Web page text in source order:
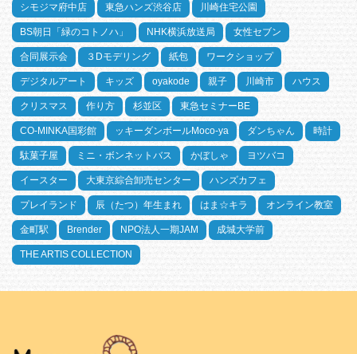
シモジマ府中店 東急ハンズ渋谷店 川崎住宅公園
BS朝日「緑のコトノハ」 NHK横浜放送局 女性セブン
合同展示会 ３Dモデリング 紙包 ワークショップ
デジタルアート キッズ oyakode 親子 川崎市 ハウス
クリスマス 作り方 杉並区 東急セミナーBE
CO-MINKA国彩館 ッキーダンボールMoco-ya ダンちゃん 時計
駄菓子屋 ミニ・ボンネットバス かぼしゃ ヨツバコ
イースター 大東京綜合卸売センター ハンズカフェ
プレイランド 辰（たつ）年生まれ はま☆キラ オンライン教室
金町駅 Brender NPO法人一期JAM 成城大学前
THE ARTIS COLLECTION